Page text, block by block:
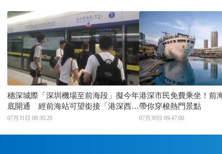
穗深城際「深圳機場至前海段」擬今年
底開通 經前海站可望銜接「港深西部
鐵路」
07月31日 08:30:20
港深市民免費乘坐！前
帶你穿梭熱門景點
07月30日 09:47:00